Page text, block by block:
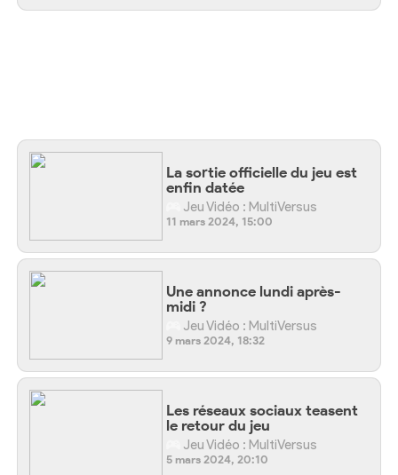
La sortie officielle du jeu est
enfin datée
Jeu Vidéo : MultiVersus
11 mars 2024, 15:00
Une annonce lundi après-
midi ?
Jeu Vidéo : MultiVersus
9 mars 2024, 18:32
Les réseaux sociaux teasent
le retour du jeu
Jeu Vidéo : MultiVersus
5 mars 2024, 20:10